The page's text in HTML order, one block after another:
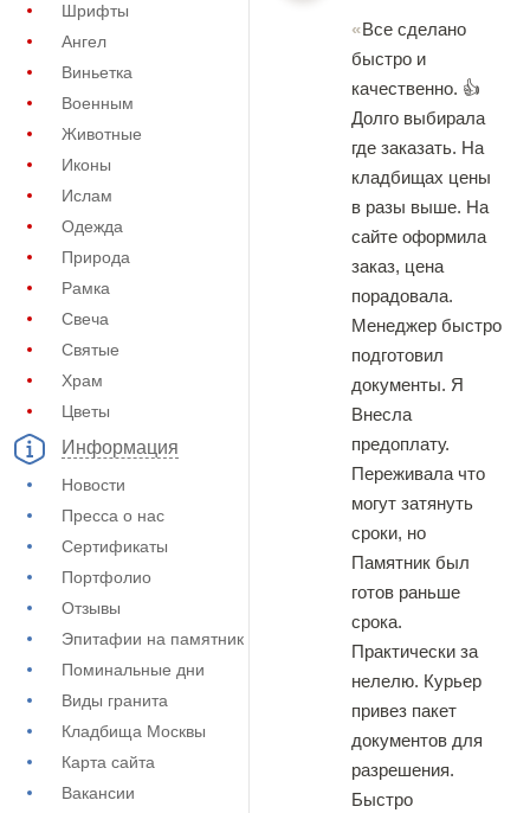
Шрифты
Ангел
Виньетка
Военным
Животные
Иконы
Ислам
Одежда
Природа
Рамка
Свеча
Святые
Храм
Цветы
Информация
Новости
Пресса о нас
Сертификаты
Портфолио
Отзывы
Эпитафии на памятник
Поминальные дни
Виды гранита
Кладбища Москвы
Карта сайта
Вакансии
Все сделано
быстро и
качественно. 👍
Долго выбирала
где заказать. На
кладбищах цены
в разы выше. На
сайте оформила
заказ, цена
порадовала.
Менеджер быстро
подготовил
документы. Я
Внесла
предоплату.
Переживала что
могут затянуть
сроки, но
Памятник был
готов раньше
срока.
Практически за
нелелю. Курьер
привез пакет
документов для
разрешения.
Быстро